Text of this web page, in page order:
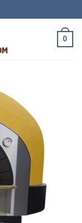
0